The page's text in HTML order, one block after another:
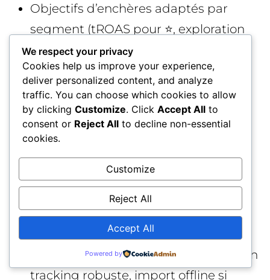
Objectifs d’enchères adaptés par
segment (tROAS pour ⭐, exploration
pour 💤/🆕).
Groupes d’assets thématiques avec
signaux d’audience pertinents et
pages de destination cohérentes.
Automatisation quotidienne de la
Surveillance des requêtes et brand
safety, séparation du trafic marque si
Mesure axée valeur/marge, conversion
tracking robuste, import offline si
We respect your privacy
Cookies help us improve your experience,
deliver personalized content, and analyze
traffic. You can choose which cookies to allow
by clicking Customize. Click Accept All to
consent or Reject All to decline non-essential
cookies.
Customize
Reject All
Accept All
Powered by